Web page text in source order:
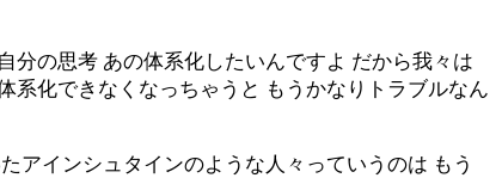
分の思考 あの体系化したいんですよ だから我々は
系化できなくなっちゃうと もうかなりトラブルなん
アインシュタインのような人々っていうのは もう